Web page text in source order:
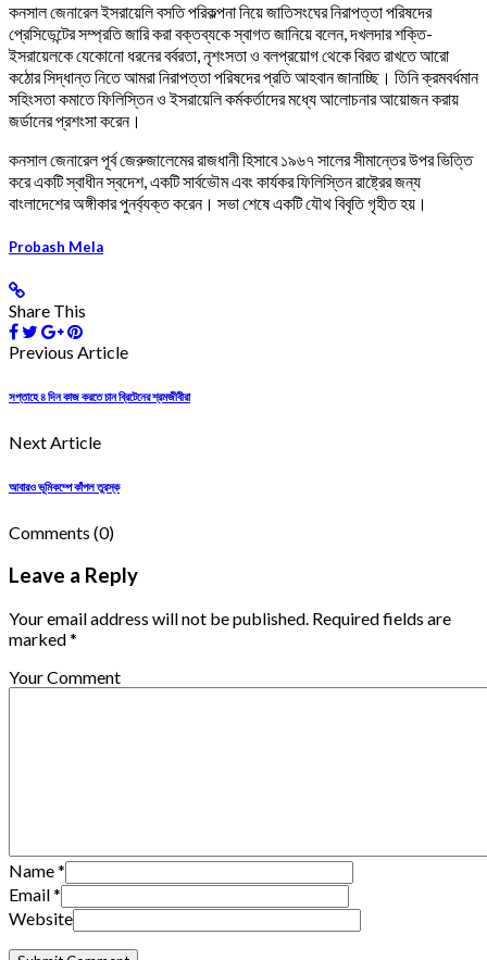
কনসাল জেনারেল ইসরায়েলি বসতি পরিকল্পনা নিয়ে জাতিসংঘের নিরাপত্তা পরিষদের
প্রেসিডেন্টের সম্প্রতি জারি করা বক্তব্যকে স্বাগত জানিয়ে বলেন, দখলদার শক্তি-
ইসরায়েলকে যেকোনো ধরনের বর্বরতা, নৃশংসতা ও বলপ্রয়োগ থেকে বিরত রাখতে আরো
কঠোর সিদ্ধান্ত নিতে আমরা নিরাপত্তা পরিষদের প্রতি আহবান জানাচ্ছি। তিনি ক্রমবর্ধমান
সহিংসতা কমাতে ফিলিস্তিন ও ইসরায়েলি কর্মকর্তাদের মধ্যে আলোচনার আয়োজন করায়
জর্ডানের প্রশংসা করেন।
কনসাল জেনারেল পূর্ব জেরুজালেমের রাজধানী হিসাবে ১৯৬৭ সালের সীমান্তের উপর ভিত্তি
করে একটি স্বাধীন স্বদেশ, একটি সার্বভৌম এবং কার্যকর ফিলিস্তিন রাষ্ট্রের জন্য
বাংলাদেশের অঙ্গীকার পুনর্ব্যক্ত করেন। সভা শেষে একটি যৌথ বিবৃতি গৃহীত হয়।
Probash Mela
Share This
Previous Article
সপ্তাহে ৪ দিন কাজ করতে চান ব্রিটেনের শ্রমজীবীরা
Next Article
আবারও ভূমিকম্পে কাঁপল তুরস্ক
Comments (0)
Leave a Reply
Your email address will not be published. Required fields are
marked *
Your Comment
Name*
Email*
Website